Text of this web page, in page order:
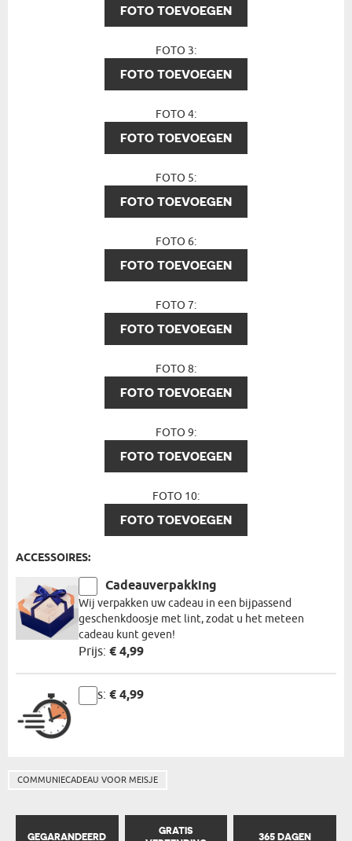
FOTO TOEVOEGEN
FOTO 3:
FOTO TOEVOEGEN
FOTO 4:
FOTO TOEVOEGEN
FOTO 5:
FOTO TOEVOEGEN
FOTO 6:
FOTO TOEVOEGEN
FOTO 7:
FOTO TOEVOEGEN
FOTO 8:
FOTO TOEVOEGEN
FOTO 9:
FOTO TOEVOEGEN
FOTO 10:
FOTO TOEVOEGEN
ACCESSOIRES:
Cadeauverpakking
Wij verpakken uw cadeau in een bijpassend
geschenkdoosje met lint, zodat u het meteen
cadeau kunt geven!
Prijs: € 4,99
Prijs: € 4,99
COMMUNIECADEAU VOOR MEISJE
GEGARANDEERD
GRATIS
365 DAGEN